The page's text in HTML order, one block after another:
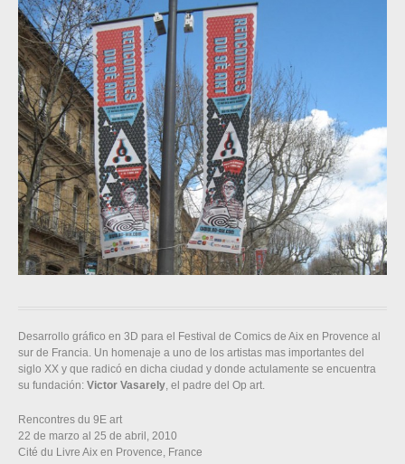
Desarrollo gráfico en 3D para el Festival de Comics de Aix en Provence al
sur de Francia. Un homenaje a uno de los artistas mas importantes del
siglo XX y que radicó en dicha ciudad y donde actulamente se encuentra
su fundación: Victor Vasarely, el padre del Op art.
Rencontres du 9E art
22 de marzo al 25 de abril, 2010
Cité du Livre Aix en Provence, France